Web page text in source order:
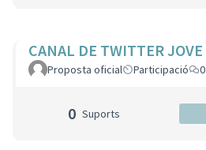
CANAL DE TWITTER JOVE
Proposta oficial Participació 0
0 Suports